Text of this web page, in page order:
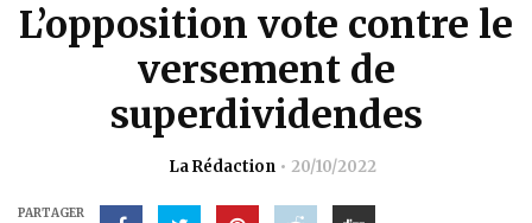
L’opposition vote contre le
versement de
superdividendes
La Rédaction 20/10/2022
PARTAGER